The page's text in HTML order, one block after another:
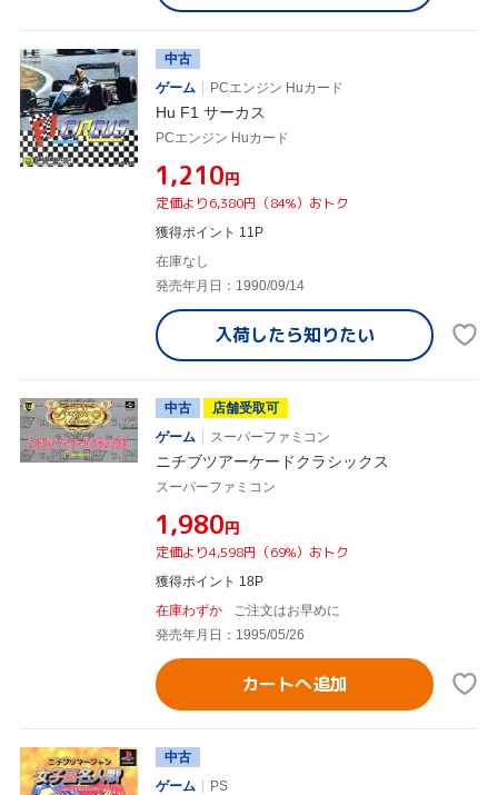
中古
ゲーム
PCエンジン Huカード
Hu F1 サーカス
PCエンジン Huカード
¥1,210円
定価より6,380円（84%）おトク
獲得ポイント 11P
在庫なし
発売年月日：1990/09/14
入荷したら知りたい
中古
店舗受取可
ゲーム
スーパーファミコン
ニチブツアーケードクラシックス
スーパーファミコン
¥1,980円
定価より4,598円（69%）おトク
獲得ポイント 18P
在庫わずか
ご注文はお早めに
発売年月日：1995/05/26
カートへ追加
中古
ゲーム
PS